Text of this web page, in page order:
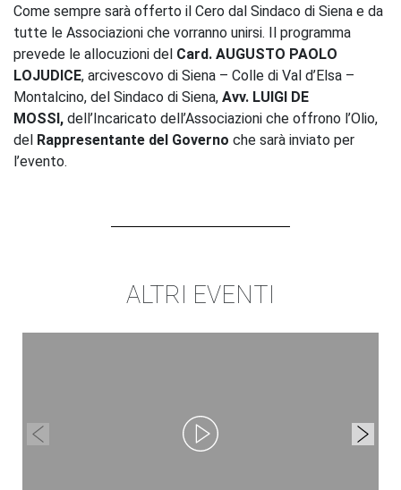
Come sempre sarà offerto il Cero dal Sindaco di Siena e da
tutte le Associazioni che vorranno unirsi. Il programma
prevede le allocuzioni del Card. AUGUSTO PAOLO
LOJUDICE, arcivescovo di Siena – Colle di Val d’Elsa –
Montalcino, del Sindaco di Siena, Avv. LUIGI DE
MOSSI, dell’Incaricato dell’Associazioni che offrono l’Olio,
del Rappresentante del Governo che sarà inviato per
l’evento.
ALTRI EVENTI